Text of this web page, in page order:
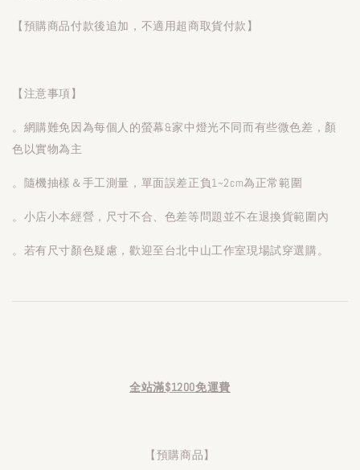
【預購商品付款後追加，不適用超商取貨付款】
【注意事項】
。網購難免因為每個人的螢幕&家中燈光不同而有些微色差，顏
色以實物為主
。隨機抽樣＆手工測量，單面誤差正負1~2cm為正常範圍
。小店小本經營，尺寸不合、色差等問題並不在退換貨範圍內
。若有尺寸顏色疑慮，歡迎至台北中山工作室現場試穿選購。
全站滿$1200免運費
【預購商品】